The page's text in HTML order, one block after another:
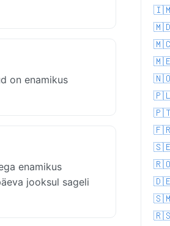
on enamikus
enamikus
jooksul sageli
🇮🇲
🇲🇩
🇲🇨
🇲🇪
🇳🇴
🇵🇱
🇵🇹
🇫🇷
🇸🇪
🇷🇴
🇩🇪
🇸🇲
🇷🇸